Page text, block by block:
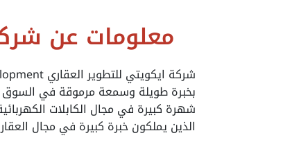
معلومات عن
بخبرة طويلة وسمعة مرموقة في
شهرة كبيرة في مجال الكابلات
الذين يملكون خبرة كبيرة في مجال